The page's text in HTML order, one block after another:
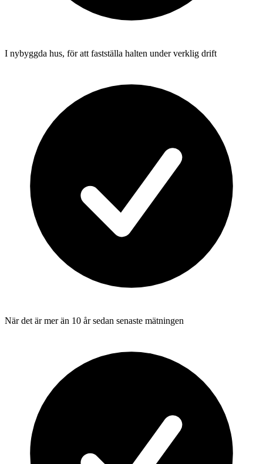
I nybyggda hus, för att fastställa halten under verklig drift
När det är mer än 10 år sedan senaste mätningen